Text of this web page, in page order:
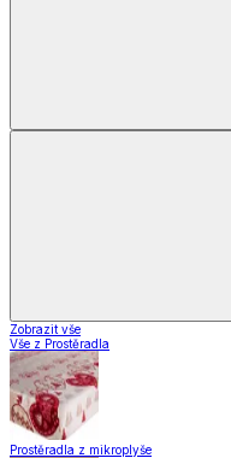
Zobrazit vše
Vše z Prostěradla
Prostěradla z mikroplyše